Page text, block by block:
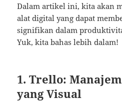
Dalam artikel ini, kita akan
alat digital yang dapat
signifikan dalam
Yuk, kita bahas lebih dalam!
1. Trello:
yang Visual